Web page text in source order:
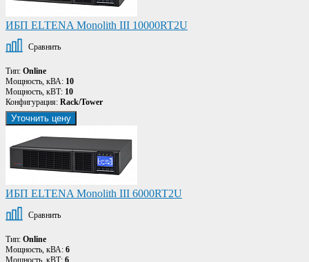
ИБП ELTENA Monolith III 10000RT2U
Сравнить
Тип: Online
Мощность, кВА: 10
Мощность, кВТ: 10
Конфигурация: Rack/Tower
Уточнить цену
ИБП ELTENA Monolith III 6000RT2U
Сравнить
Тип: Online
Мощность, кВА: 6
Мощность, кВТ: 6